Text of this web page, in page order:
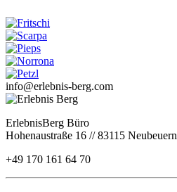
info@erlebnis-berg.com
ErlebnisBerg Büro
Hohenaustraße 16 // 83115 Neubeuern
+49 170 161 64 70